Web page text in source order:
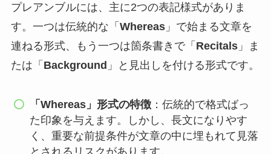
プレアンブルには、主に2つの表記様式がありま
す。一つは伝統的な「 Whereas」で始まる文章を
連ねる形式、もう一つは箇条書きで「 Recitals」ま
たは「 Background 」と見出しを付ける形式です。
「Whereas」形式の特徴 ：伝統的で格式ばっ
た印象を与えます。しかし、長文になりやす
く、重要な前提条件が文章の中に埋もれて見落
とされるリスクがあります。